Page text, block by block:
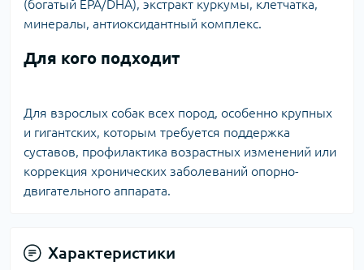
(богатый EPA/DHA), экстракт куркумы, клетчатка,
минералы, антиоксидантный комплекс.
Для кого подходит
Для взрослых собак всех пород, особенно крупных
и гигантских, которым требуется поддержка
суставов, профилактика возрастных изменений или
коррекция хронических заболеваний опорно-
двигательного аппарата.
Характеристики